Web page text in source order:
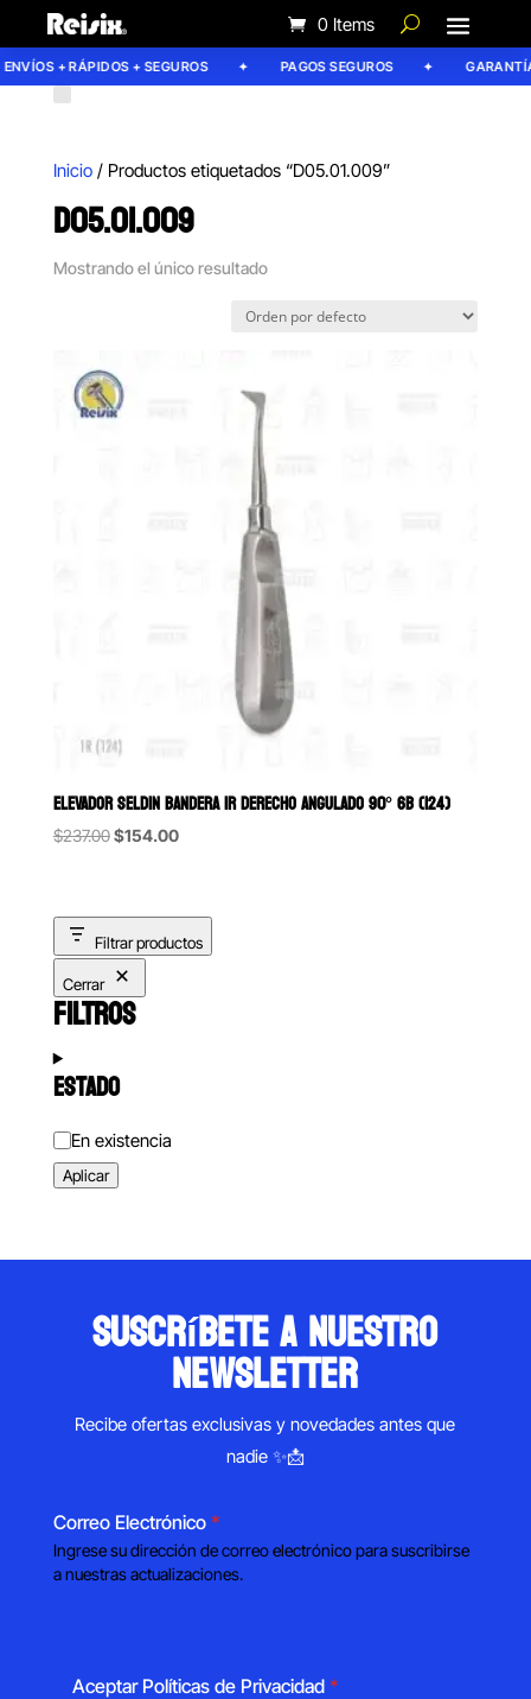
0 Items
+ RÁPIDOS + SEGUROS PAGOS SEGUROS
Inicio/ Productos etiquetados “D05.01.009”
D05.01.009
Mostrando el único resultado
ELEVADOR SELDIN BANDERA 1R DERECHO ANGULADO 90° 6B (124)
$237.00Original
$237.00.
$154.00Current
$154.00.
Filtrar productos
Cerrar
FILTROS
ESTADO
Estado
En existencia
Aplicar
suscríbete a nuestro
newsletter
Recibe ofertas exclusivas y novedades antes que
nadie ✨📩
Correo Electrónico *
Ingrese su dirección de correo electrónico para suscribirse
a nuestras actualizaciones.
Aceptar Políticas de Privacidad *